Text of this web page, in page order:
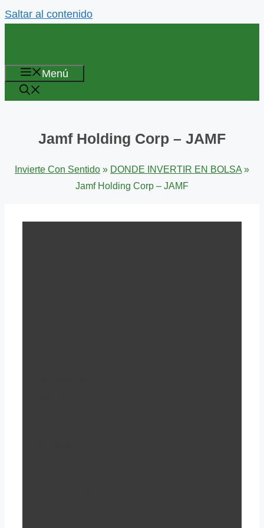
Saltar al contenido
Menú
Jamf Holding Corp – JAMF
Invierte Con Sentido » DONDE INVERTIR EN BOLSA »
Jamf Holding Corp – JAMF